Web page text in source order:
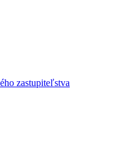
zastupiteľstva